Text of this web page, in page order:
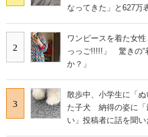
なってきた」と627万
2
ワンピースを着た女
っっご!!!!!」 驚きの“
か？」
3
散歩中、小学生に「
た子犬 納得の姿に「
い」投稿者に話を聞い